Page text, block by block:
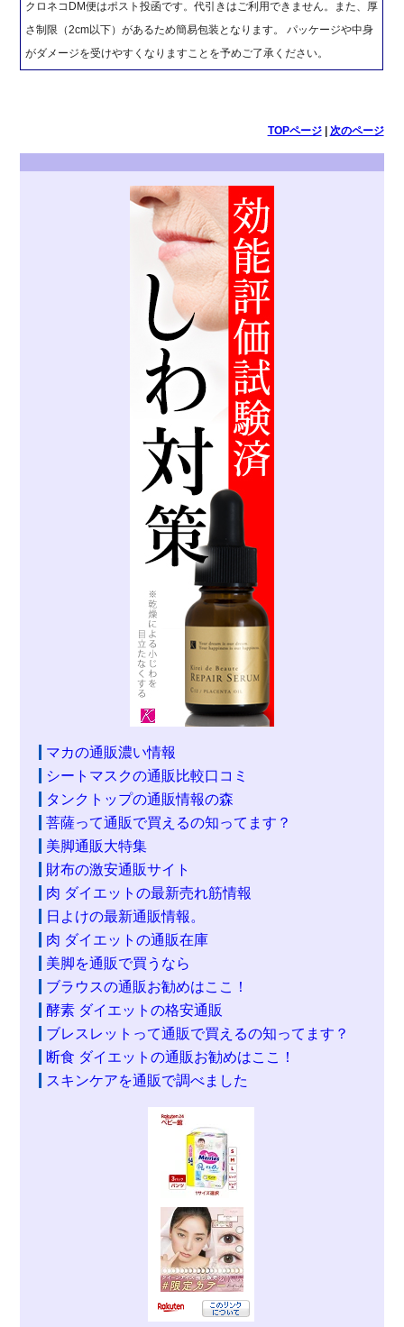
クロネコDM便はポスト投函です。代引きはご利用できません。また、厚
さ制限（2cm以下）があるため簡易包装となります。 パッケージや中身
がダメージを受けやすくなりますことを予めご了承ください。
TOPページ| 次のページ
マカの通販濃い情報
シートマスクの通販比較口コミ
タンクトップの通販情報の森
菩薩って通販で買えるの知ってます？
美脚通販大特集
財布の激安通販サイト
肉 ダイエットの最新売れ筋情報
日よけの最新通販情報。
肉 ダイエットの通販在庫
美脚を通販で買うなら
ブラウスの通販お勧めはここ！
酵素 ダイエットの格安通販
ブレスレットって通販で買えるの知ってます？
断食 ダイエットの通販お勧めはここ！
スキンケアを通販で調べました